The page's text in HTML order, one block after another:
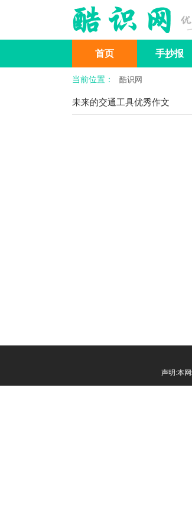
首页 手抄报
分类作文 作文基础知
当前位置： 酷识网
未来的交通工具优秀作文
声明:本